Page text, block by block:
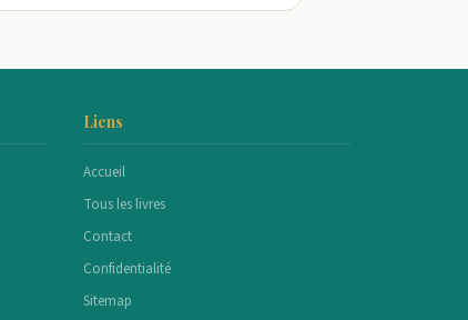
Liens
Accueil
Tous les livres
Contact
Confidentialité
Sitemap